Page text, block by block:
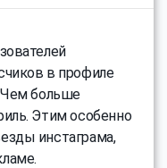
в профиле
Чем больше
Этим особенно
инстаграма,